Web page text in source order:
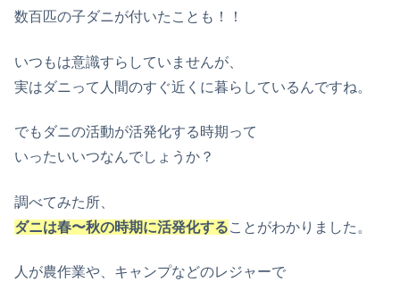
数百匹の子ダニが付いたことも！！
いつもは意識すらしていませんが、
実はダニって人間のすぐ近くに暮らしているんですね。
でもダニの活動が活発化する時期って
いったいいつなんでしょうか？
調べてみた所、
ダニは春〜秋の時期に活発化することがわかりました。
人が農作業や、キャンプなどのレジャーで